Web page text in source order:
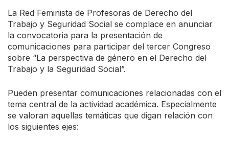
La Red Feminista de Profesoras de Derecho del
Trabajo y Seguridad Social se complace en anunciar
la convocatoria para la presentación de
comunicaciones para participar del tercer Congreso
sobre “La perspectiva de género en el Derecho del
Trabajo y la Seguridad Social”.
Pueden presentar comunicaciones relacionadas con el
tema central de la actividad académica. Especialmente
se valoran aquellas temáticas que digan relación con
los siguientes ejes: